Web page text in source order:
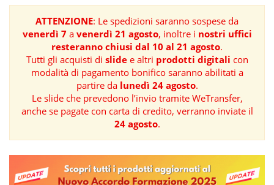
BOOK
RIVISTE
MANUALISTICA
SOFTWARE
AREE
TEMATICHE
ATTENZIONE: Le spedizioni saranno sospese da
venerdì 7a venerdì 21 agosto, inoltre i nostri uffici
resteranno chiusi dal 10 al 21 agosto.
Tutti gli acquisti di slidee altri prodotti digitali con
modalità di pagamento bonifico saranno abilitati a
partire da lunedì 24 agosto.
Le slide che prevedono l’invio tramite WeTransfer,
anche se pagate con carta di credito, verranno inviate il
24 agosto.